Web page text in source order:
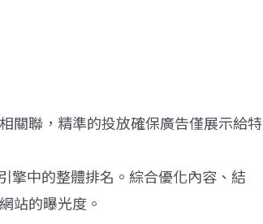
關聯，精準的投放確保廣告僅展示給特
擎中的整體排名。綜合優化內容、結
站的曝光度。